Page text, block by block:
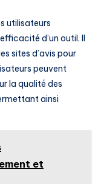
utilisateurs
d’un outil. Il
sites d’avis pour
peuvent
la qualité des
ainsi
et